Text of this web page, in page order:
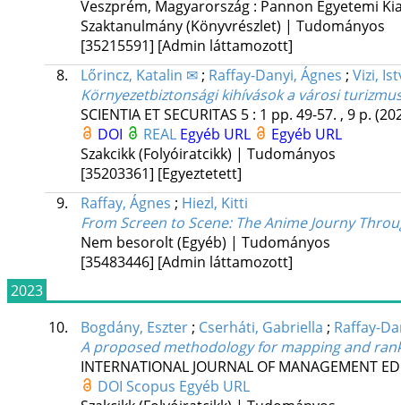
Veszprém, Magyarország : Pannon Egyetemi
Szaktanulmány (Könyvrészlet) | Tudományos
[35215591] [Admin láttamozott]
8.
Lőrincz, Katalin ✉; Raffay-Danyi, Ágnes ; Vizi,
Környezetbiztonsági kihívások a városi
SCIENTIA ET SECURITAS 5: 1 pp. 49-57. , 9 p.
DOI
REAL Egyéb URL
Egyéb URL
Szakcikk (Folyóiratcikk) | Tudományos
[35203361] [Egyeztetett]
9.
Raffay, Ágnes ; Hiezl, Kitti
From Screen to Scene: The Anime Journy
Nem besorolt (Egyéb) | Tudományos
[35483446] [Admin láttamozott]
2023
10.
Bogdány, Eszter; Cserháti, Gabriella ; Raffay-
A proposed methodology for mapping and
INTERNATIONAL JOURNAL OF MANAGEMENT
DOI Scopus Egyéb URL